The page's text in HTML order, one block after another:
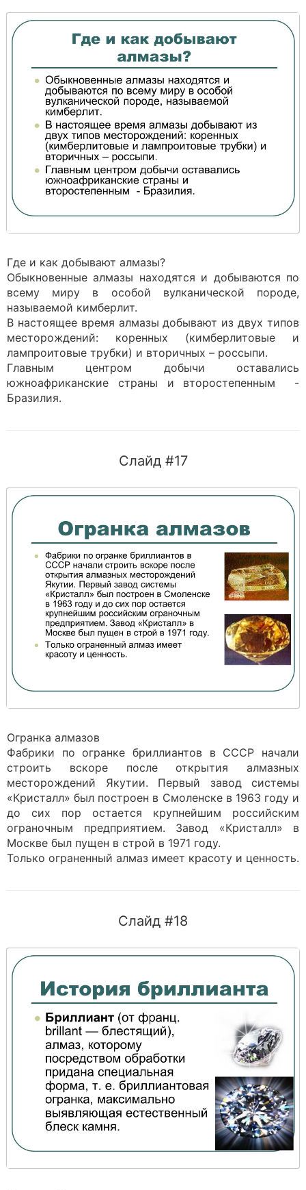
Где и как добывают алмазы?
Обыкновенные алмазы находятся и добываются по
всему миру в особой вулканической породе,
называемой кимберлит.
В настоящее время алмазы добывают из двух типов
месторождений: коренных (кимберлитовые и
лампроитовые трубки) и вторичных – россыпи.
Главным центром добычи оставались
южноафриканские страны и второстепенным -
Бразилия.
Слайд #17
Огранка алмазов
Фабрики по огранке бриллиантов в СССР начали
строить вскоре после открытия алмазных
месторождений Якутии. Первый завод системы
«Кристалл» был построен в Смоленске в 1963 году и
до сих пор остается крупнейшим российским
ограночным предприятием. Завод «Кристалл» в
Москве был пущен в строй в 1971 году.
Только ограненный алмаз имеет красоту и ценность.
Слайд #18